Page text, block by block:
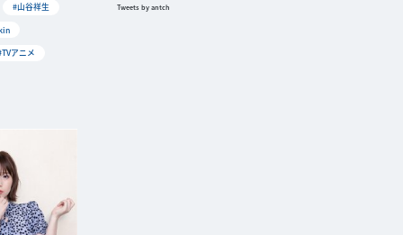
#山谷祥生
アニメ
Tweets by antch